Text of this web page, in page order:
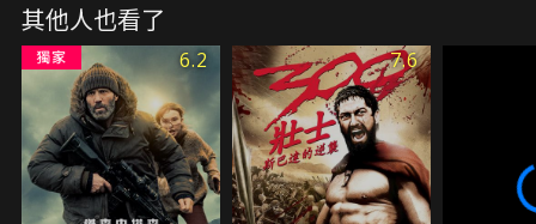
前世知識與記憶，決定跟著他們共同阻止組織的叛變
成員毀滅世界。
其他人也看了
6.2 7.6